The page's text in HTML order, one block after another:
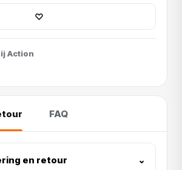
♡
Action
FAQ
en retour ⌄